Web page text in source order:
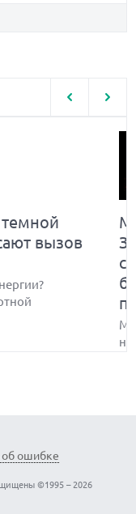
темной
вызов
не
не
решить
ошибке
©1995 – 2026